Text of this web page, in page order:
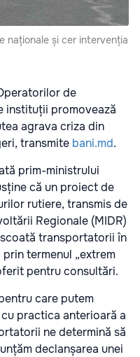
naționale și cer intervenția
de
instituții promovează
agrava criza din
transmite bani.md.
prim-ministrului
că un proiect de
rutiere, transmis de
Regionale (MIDR)
transportatorii în
termenul „extrem
pentru consultări.
care putem
practica anterioară a
ne determină să
declanșarea unei